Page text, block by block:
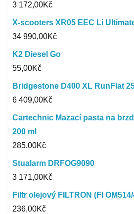
3 172,00Kč
X-scooters XR05 EEC Li
34 990,00Kč
K2 Diesel Go
55,00Kč
Bridgestone D400 XL RunFlat
6 409,00Kč
Cartechnic Mazací pasta na
200 ml
285,00Kč
Stualarm DRFOG9090
3 171,00Kč
Filtr olejový FILTRON (FI
236,00Kč